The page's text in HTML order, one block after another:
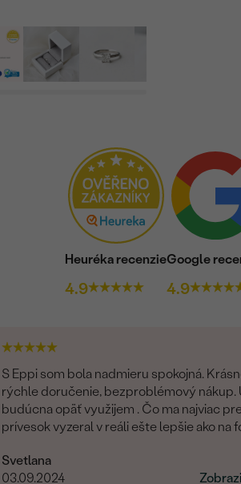
Heuréka recenzie
4.9
Google
4.9
S Eppi som bola nadmieru spokojná.
rýchle doručenie, bezproblémový nákup.
budúcna opäť využijem . Čo ma najviac prekvapilo bolo že
prívesok vyzeral v reáli ešte lepšie ako na
týchto príveskom. V realite je to
viditelnejšie a krajšie ako na fotkách.
Svetlana
03.09.2024